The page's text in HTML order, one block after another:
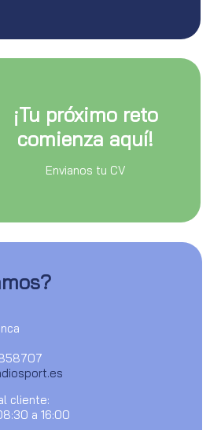
¡Tu próximo reto
comienza aquí!
Envianos tu CV
cliente:
a 16:00